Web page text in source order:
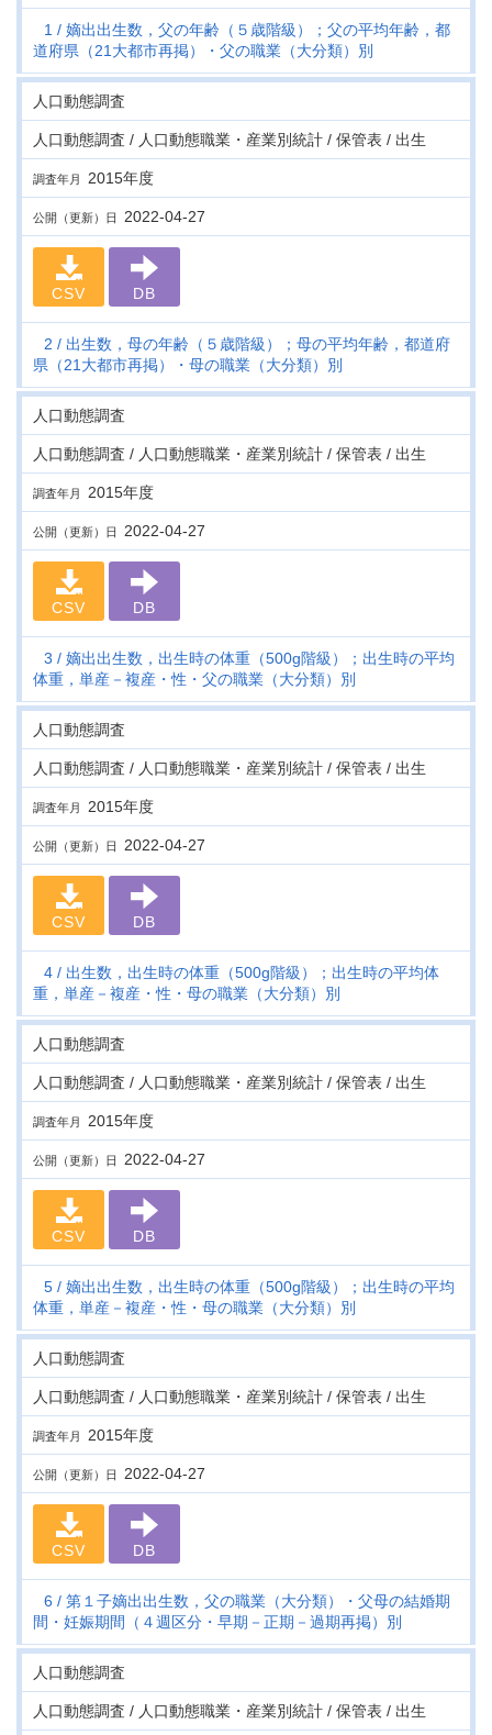
1
嫡出出生数，父の年齢（５歳階級）；父の平均年齢，都
道府県（21大都市再掲）・父の職業（大分類）別
人口動態調査
人口動態調査 / 人口動態職業・産業別統計 / 保管表 / 出生
調査年月 2015年度
公開（更新）日 2022-04-27
CSV DB
2
出生数，母の年齢（５歳階級）；母の平均年齢，都道府
県（21大都市再掲）・母の職業（大分類）別
人口動態調査
人口動態調査 / 人口動態職業・産業別統計 / 保管表 / 出生
調査年月 2015年度
公開（更新）日 2022-04-27
CSV DB
3
嫡出出生数，出生時の体重（500g階級）；出生時の平均
体重，単産－複産・性・父の職業（大分類）別
人口動態調査
人口動態調査 / 人口動態職業・産業別統計 / 保管表 / 出生
調査年月 2015年度
公開（更新）日 2022-04-27
CSV DB
4
出生数，出生時の体重（500g階級）；出生時の平均体
重，単産－複産・性・母の職業（大分類）別
人口動態調査
人口動態調査 / 人口動態職業・産業別統計 / 保管表 / 出生
調査年月 2015年度
公開（更新）日 2022-04-27
CSV DB
5
嫡出出生数，出生時の体重（500g階級）；出生時の平均
体重，単産－複産・性・母の職業（大分類）別
人口動態調査
人口動態調査 / 人口動態職業・産業別統計 / 保管表 / 出生
調査年月 2015年度
公開（更新）日 2022-04-27
CSV DB
6
第１子嫡出出生数，父の職業（大分類）・父母の結婚期
間・妊娠期間（４週区分・早期－正期－過期再掲）別
人口動態調査
人口動態調査 / 人口動態職業・産業別統計 / 保管表 / 出生